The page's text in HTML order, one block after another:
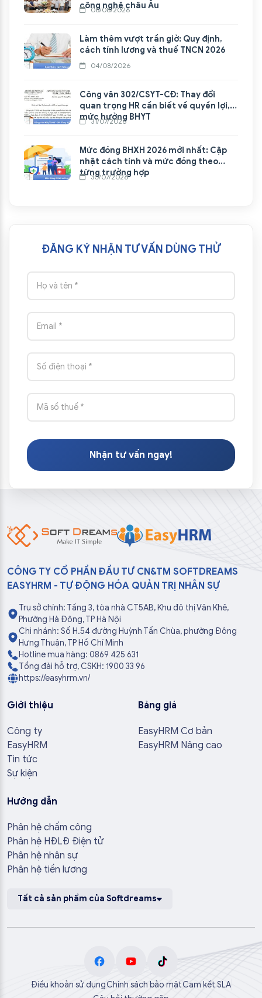
công nghệ châu Âu
06/08/2026
Làm thêm vượt trần giờ: Quy định,
cách tính lương và thuế TNCN 2026
04/08/2026
Công văn 302/CSYT-CĐ: Thay đổi
quan trọng HR cần biết về quyền lợi,
mức hưởng BHYT
31/07/2026
Mức đóng BHXH 2026 mới nhất: Cập
nhật cách tính và mức đóng theo
từng trường hợp
30/07/2026
ĐĂNG KÝ NHẬN TƯ VẤN DÙNG THỬ
Nhận tư vấn ngay!
CÔNG TY CỔ PHẦN ĐẦU TƯ CN&TM SOFTDREAMS
EASYHRM - TỰ ĐỘNG HÓA QUẢN TRỊ NHÂN SỰ
Trụ sở chính: Tầng 3, tòa nhà CT5AB, Khu đô thị Văn Khê,
Phường Hà Đông, TP Hà Nội
Chi nhánh: Số H.54 đường Huỳnh Tấn Chùa, phường Đông
Hưng Thuận, TP Hồ Chí Minh
Hotline mua hàng: 0869 425 631
Tổng đài hỗ trợ, CSKH: 1900 33 96
https://easyhrm.vn/
Giới thiệu
Công ty
EasyHRM
Tin tức
Sự kiện
Bảng giá
EasyHRM Cơ bản
EasyHRM Nâng cao
Hướng dẫn
Phân hệ chấm công
Phân hệ HĐLĐ Điện tử
Phân hệ nhân sự
Phân hệ tiền lương
Tất cả sản phẩm của Softdreams
Điều khoản sử dụngChính sách bảo mậtCam kết SLA